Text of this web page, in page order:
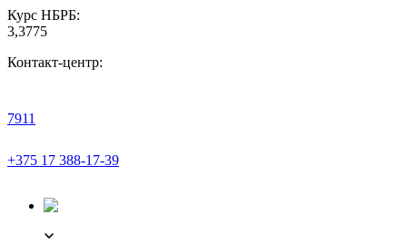
Курс НБРБ:
3,3775
Контакт-центр:
7911
+375 17 388-17-39